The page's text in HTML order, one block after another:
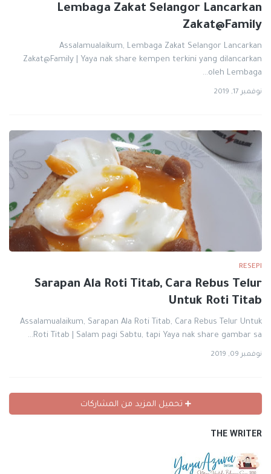
Lembaga Zakat Selangor Lancarkan
Zakat@Family
Assalamualaikum, Lembaga Zakat Selangor Lancarkan
Zakat@Family | Yaya nak share kempen terkini yang dilancarkan
oleh Lembaga…
نوفمبر 17, 2019
RESEPI
Sarapan Ala Roti Titab, Cara Rebus Telur
Untuk Roti Titab
Assalamualaikum, Sarapan Ala Roti Titab, Cara Rebus Telur Untuk
Roti Titab | Salam pagi Sabtu, tapi Yaya nak share gambar sa…
نوفمبر 09, 2019
تحميل المزيد من المشاركات
THE WRITER